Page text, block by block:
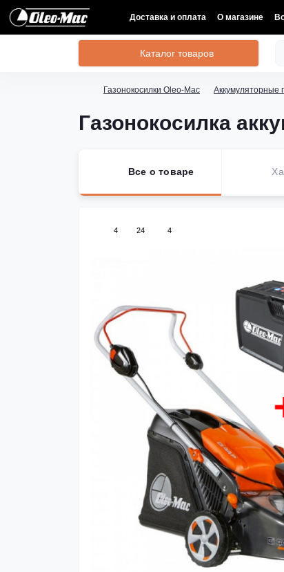
Доставка и оплата О магазине
Каталог товаров
Газонокосилки Oleo-Mac Аккумуляторные
Газонокосилка
Все о товаре
4 24 4